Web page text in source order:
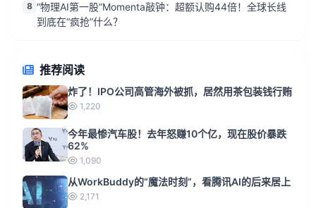
8 “物理AI第一股”Momenta敲钟：超额认购44倍！全球长线
到底在“疯抢”什么？
推荐阅读
炸了！IPO公司高管海外被抓，居然用茶包装钱行贿
1,220
今年最惨汽车股！去年怒赚10个亿，现在股价暴跌
62%
1,090
从WorkBuddy的“魔法时刻”，看腾讯AI的后来居上
2,171